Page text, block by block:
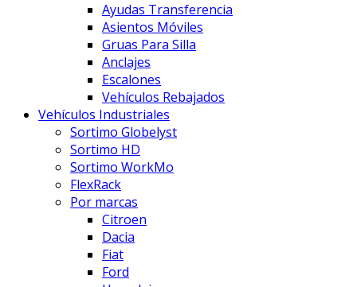
Ayudas Transferencia
Asientos Móviles
Gruas Para Silla
Anclajes
Escalones
Vehículos Rebajados
Vehículos Industriales
Sortimo Globelyst
Sortimo HD
Sortimo WorkMo
FlexRack
Por marcas
Citroen
Dacia
Fiat
Ford